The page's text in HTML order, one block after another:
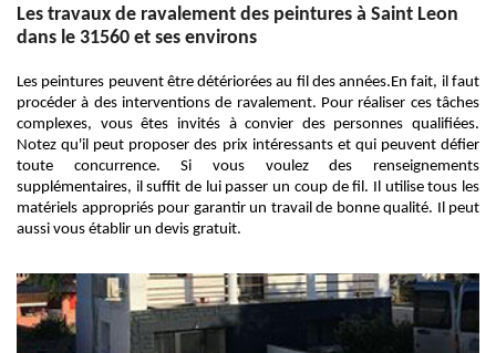
Les travaux de ravalement des peintures à Saint Leon
dans le 31560 et ses environs
Les peintures peuvent être détériorées au fil des années.En fait, il faut
procéder à des interventions de ravalement. Pour réaliser ces tâches
complexes, vous êtes invités à convier des personnes qualifiées.
Notez qu'il peut proposer des prix intéressants et qui peuvent défier
toute concurrence. Si vous voulez des renseignements
supplémentaires, il suffit de lui passer un coup de fil. Il utilise tous les
matériels appropriés pour garantir un travail de bonne qualité. Il peut
aussi vous établir un devis gratuit.